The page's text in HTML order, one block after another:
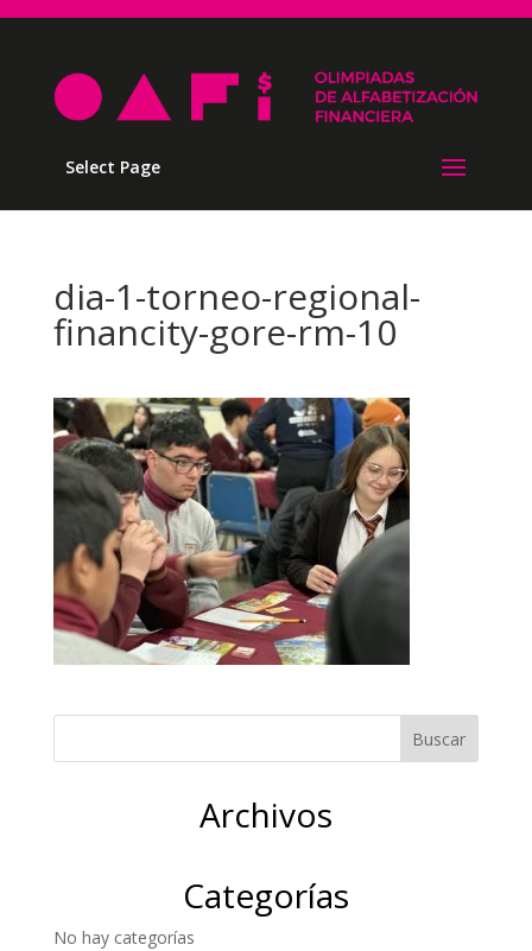
Select Page
dia-1-torneo-regional-
financity-gore-rm-10
Archivos
Categorías
No hay categorías